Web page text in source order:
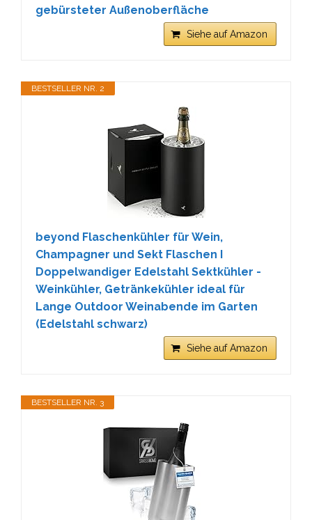
gebürsteter Außenoberfläche
Siehe auf Amazon
BESTSELLER NR. 2
beyond Flaschenkühler für Wein,
Champagner und Sekt Flaschen I
Doppelwandiger Edelstahl Sektkühler -
Weinkühler, Getränkekühler ideal für
Lange Outdoor Weinabende im Garten
(Edelstahl schwarz)
Siehe auf Amazon
BESTSELLER NR. 3